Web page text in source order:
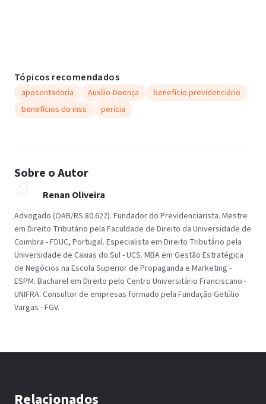
Tópicos recomendados
aposentadoria Auxílio-Doença
benefício previdenciário
benefícios do inss
perícia
Sobre o Autor
Renan Oliveira
Advogado (OAB/RS 80.622). Fundador do Previdenciarista. Mestre
em Direito Tributário pela Faculdade de Direito da Universidade de
Coimbra - FDUC, Portugal. Especialista em Direito Tributário pela
Universidade de Caxias do Sul - UCS. MBA em Gestão Estratégica
de Negócios na Escola Superior de Propaganda e Marketing -
ESPM. Bacharel em Direito pelo Centro Universitário Franciscano -
UNIFRA. Consultor de empresas formado pela Fundação Getúlio
Vargas - FGV.
Relacionados